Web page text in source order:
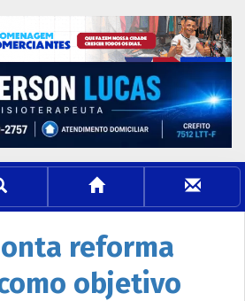
reforma
objetivo